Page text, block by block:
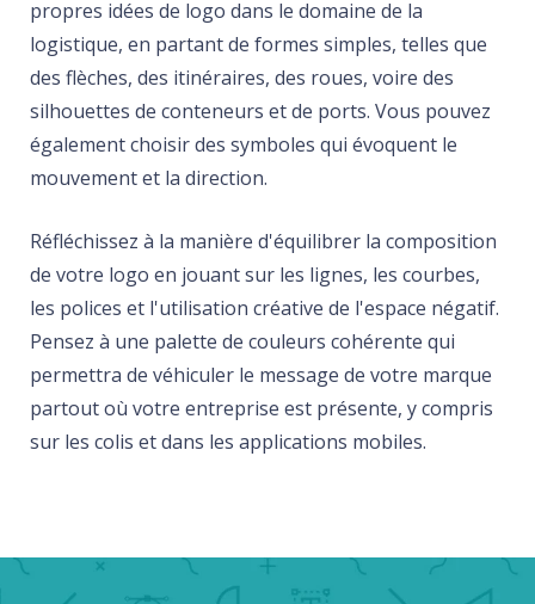
propres idées de logo dans le domaine de la
logistique, en partant de formes simples, telles que
des flèches, des itinéraires, des roues, voire des
silhouettes de conteneurs et de ports. Vous pouvez
également choisir des symboles qui évoquent le
mouvement et la direction.
Réfléchissez à la manière d'équilibrer la composition
de votre logo en jouant sur les lignes, les courbes,
les polices et l'utilisation créative de l'espace négatif.
Pensez à une palette de couleurs cohérente qui
permettra de véhiculer le message de votre marque
partout où votre entreprise est présente, y compris
sur les colis et dans les applications mobiles.